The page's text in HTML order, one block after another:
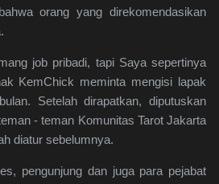
orang yang direkomendasikan
job pribadi, tapi Saya sepertinya
KemChick meminta mengisi lapak
Setelah dirapatkan, diputuskan
- teman Komunitas Tarot Jakarta
diatur sebelumnya.
pengunjung dan juga para pejabat